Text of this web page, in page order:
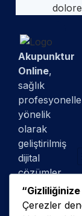
Akupunktur
Online,
sağlık
yönelik
olarak
geliştirilmiş
dijital
çözümler
sunan
bir
Çerezler